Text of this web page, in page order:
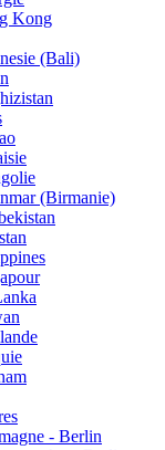
Kong
(Bali)
(Birmanie)
- Berlin